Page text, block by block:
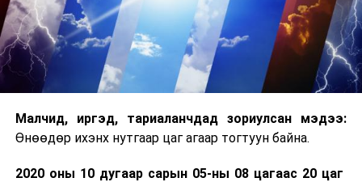
Малч­ид, иргэд, тариаланчдад зориулсан мэдээ:
Өнөөдөр ихэнх нутгаар цаг агаар тогтуун байна.
2020 оны 10 дугаар сарын 05-ны 08 цагаас 20 цаг